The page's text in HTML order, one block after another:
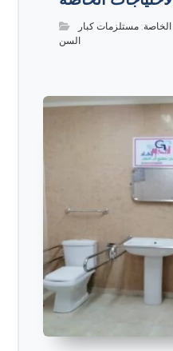
, مستلزمات كبار
السن